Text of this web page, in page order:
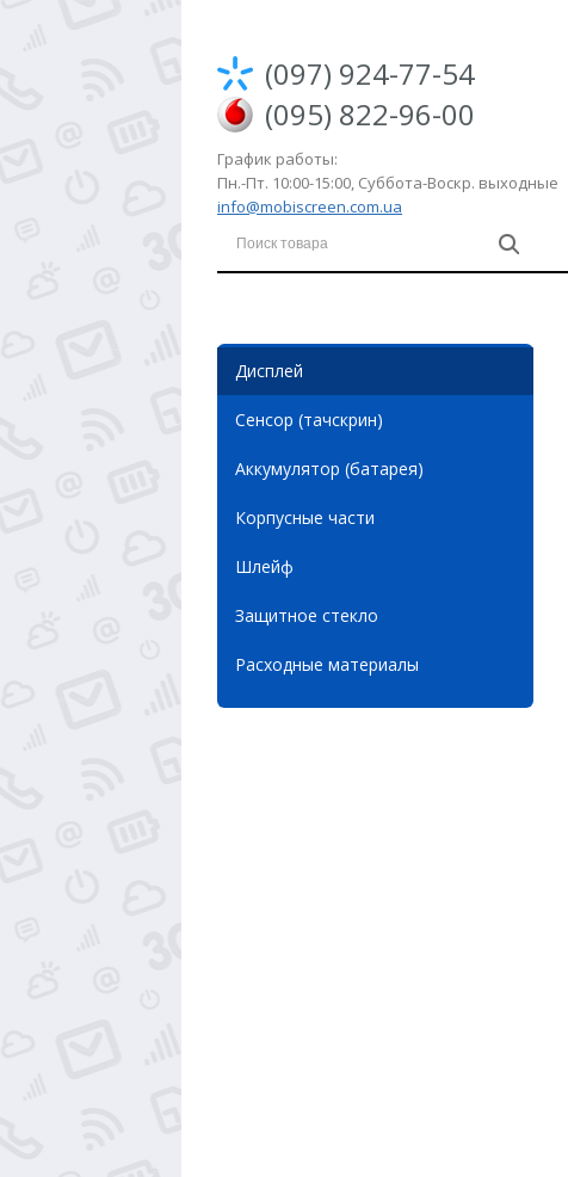
(097) 924-77-54
(095) 822-96-00
График работы:
Пн.-Пт. 10:00-15:00, Суббота-Воскр. выходные
info@mobiscreen.com.ua
Дисплей
Сенсор (тачскрин)
Аккумулятор (батарея)
Корпусные части
Шлейф
Защитное стекло
Расходные материалы